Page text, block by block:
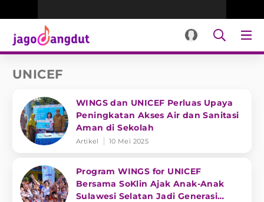
UNICEF
WINGS dan UNICEF Perluas Upaya
Peningkatan Akses Air dan Sanitasi
Aman di Sekolah
Artikel 10 Mei 2025
Program WINGS for UNICEF
Bersama SoKlin Ajak Anak-Anak
Sulawesi Selatan Jadi Generasi